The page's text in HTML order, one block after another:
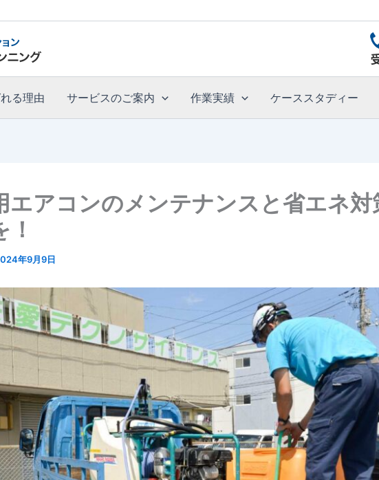
る理由 サービスのご案内 作業実績 ケーススタディー
エアコンのメンテナンスと省エネ対
年9月9日